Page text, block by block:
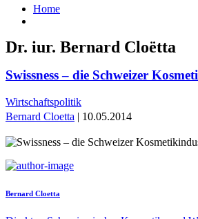
Home
Dr. iur. Bernard Cloëtta
Swissness – die Schweizer
Wirtschaftspolitik
Bernard Cloetta | 10.05.2014
Bernard Cloetta